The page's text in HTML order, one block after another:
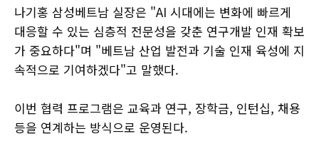
나기홍 삼성베트남 실장은 "AI 시대에는 변화에 빠르게
대응할 수 있는 심층적 전문성을 갖춘 연구개발 인재 확보
가 중요하다"며 "베트남 산업 발전과 기술 인재 육성에 지
속적으로 기여하겠다"고 말했다.
이번 협력 프로그램은 교육과 연구, 장학금, 인턴십, 채용
등을 연계하는 방식으로 운영된다.